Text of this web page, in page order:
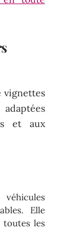
vignettes
et aux
Elle
les